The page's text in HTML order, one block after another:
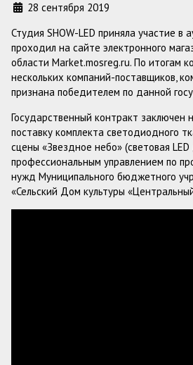
28 сентября 2019
Студия SHOW-LED приняла участие в
проходил на сайте электронного
области Market.mosreg.ru. По итогам
нескольких компаний-поставщиков,
признана победителем по данной
Государственный контракт заключен
поставку комплекта светодиодного
сцены «Звездное небо» (световая
профессиональным управлением по
нужд Муниципального бюджетного
«Сельский Дом культуры